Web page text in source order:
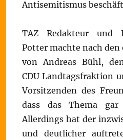
Antisemitismus
TAZ Redakteur und
Potter machte nach
von Andreas Bühl,
CDU Landtagsfraktion
Vorsitzenden des
dass das Thema
Allerdings hat der
und deutlicher